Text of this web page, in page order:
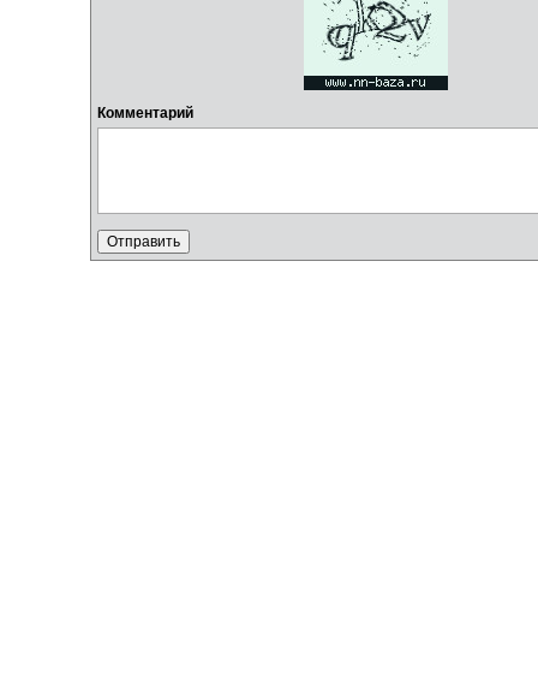
Комментарий